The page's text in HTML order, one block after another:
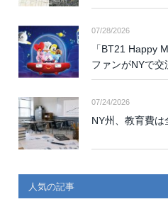
07/28/2026
「BT21 Happy
ファンがNYで交
07/24/2026
NY州、教育費は
人気の記事